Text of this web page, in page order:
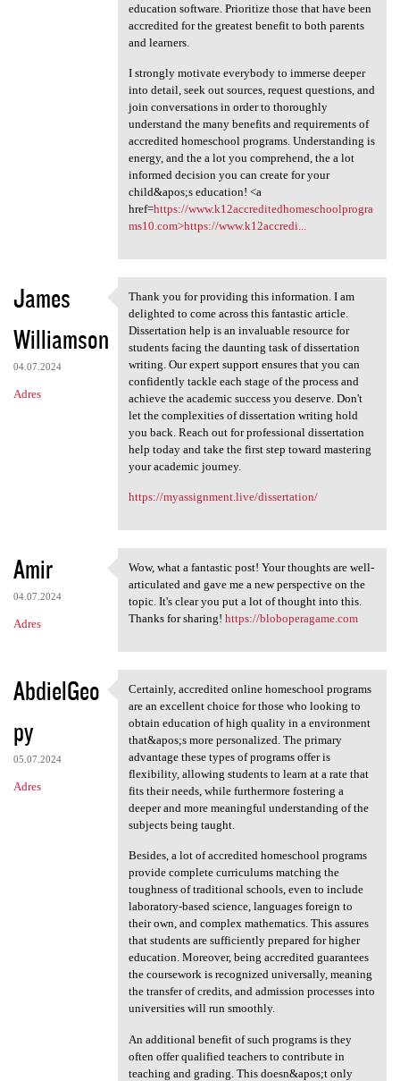
education software. Prioritize those that have been
accredited for the greatest benefit to both parents
and learners.
I strongly motivate everybody to immerse deeper
into detail, seek out sources, request questions, and
join conversations in order to thoroughly
understand the many benefits and requirements of
accredited homeschool programs. Understanding is
energy, and the a lot you comprehend, the a lot
informed decision you can create for your
child&apos;s education! <a
href=https://www.k12accreditedhomeschoolprogra
ms10.com>https://www.k12accredi...
James
Williamson
04.07.2024
Adres
Thank you for providing this
Thank you for providing this information. I am
delighted to come across this fantastic article.
Dissertation help is an invaluable resource for
students facing the daunting task of dissertation
writing. Our expert support ensures that you can
confidently tackle each stage of the process and
achieve the academic success you deserve. Don't
let the complexities of dissertation writing hold
you back. Reach out for professional dissertation
help today and take the first step toward mastering
your academic journey.
https://myassignment.live/dissertation/
Amir
04.07.2024
Adres
Wow, what a fantastic post!
Wow, what a fantastic post! Your thoughts are well-
articulated and gave me a new perspective on the
topic. It's clear you put a lot of thought into this.
Thanks for sharing! https://bloboperagame.com
AbdielGeo
py
05.07.2024
Adres
Certainly, accredited online
Certainly, accredited online homeschool programs
are an excellent choice for those who looking to
obtain education of high quality in a environment
that&apos;s more personalized. The primary
advantage these types of programs offer is
flexibility, allowing students to learn at a rate that
fits their needs, while furthermore fostering a
deeper and more meaningful understanding of the
subjects being taught.
Besides, a lot of accredited homeschool programs
provide complete curriculums matching the
toughness of traditional schools, even to include
laboratory-based science, languages foreign to
their own, and complex mathematics. This assures
that students are sufficiently prepared for higher
education. Moreover, being accredited guarantees
the coursework is recognized universally, meaning
the transfer of credits, and admission processes into
universities will run smoothly.
An additional benefit of such programs is they
often offer qualified teachers to contribute in
teaching and grading. This doesn&apos;t only